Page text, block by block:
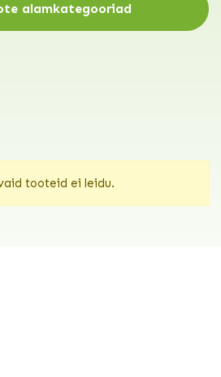
alamkategooriad
tooteid ei leidu.